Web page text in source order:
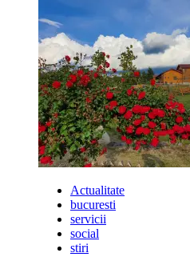
Beyond
&
Abroad
–
Lasă-
te
purtat
de
val
Actualitate
bucuresti
servicii
social
stiri